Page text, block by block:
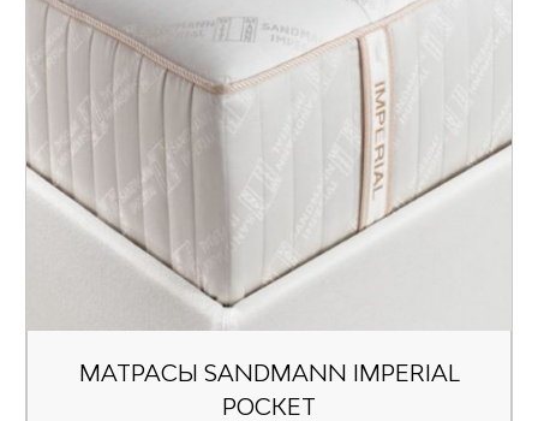
МАТРАСЫ SANDMANN IMPERIAL
POCKET